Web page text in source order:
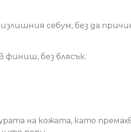
себум, без да
финиш, без блясък.
на кожата, като